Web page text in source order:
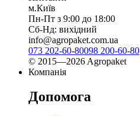
м.Київ
Пн-Пт з 9:00 до 18:00
Сб-Нд: вихідний
info@agropaket.com.ua
073 202-60-80098 200-60-80
© 2015—2026 Agropaket
Компанія
Допомога